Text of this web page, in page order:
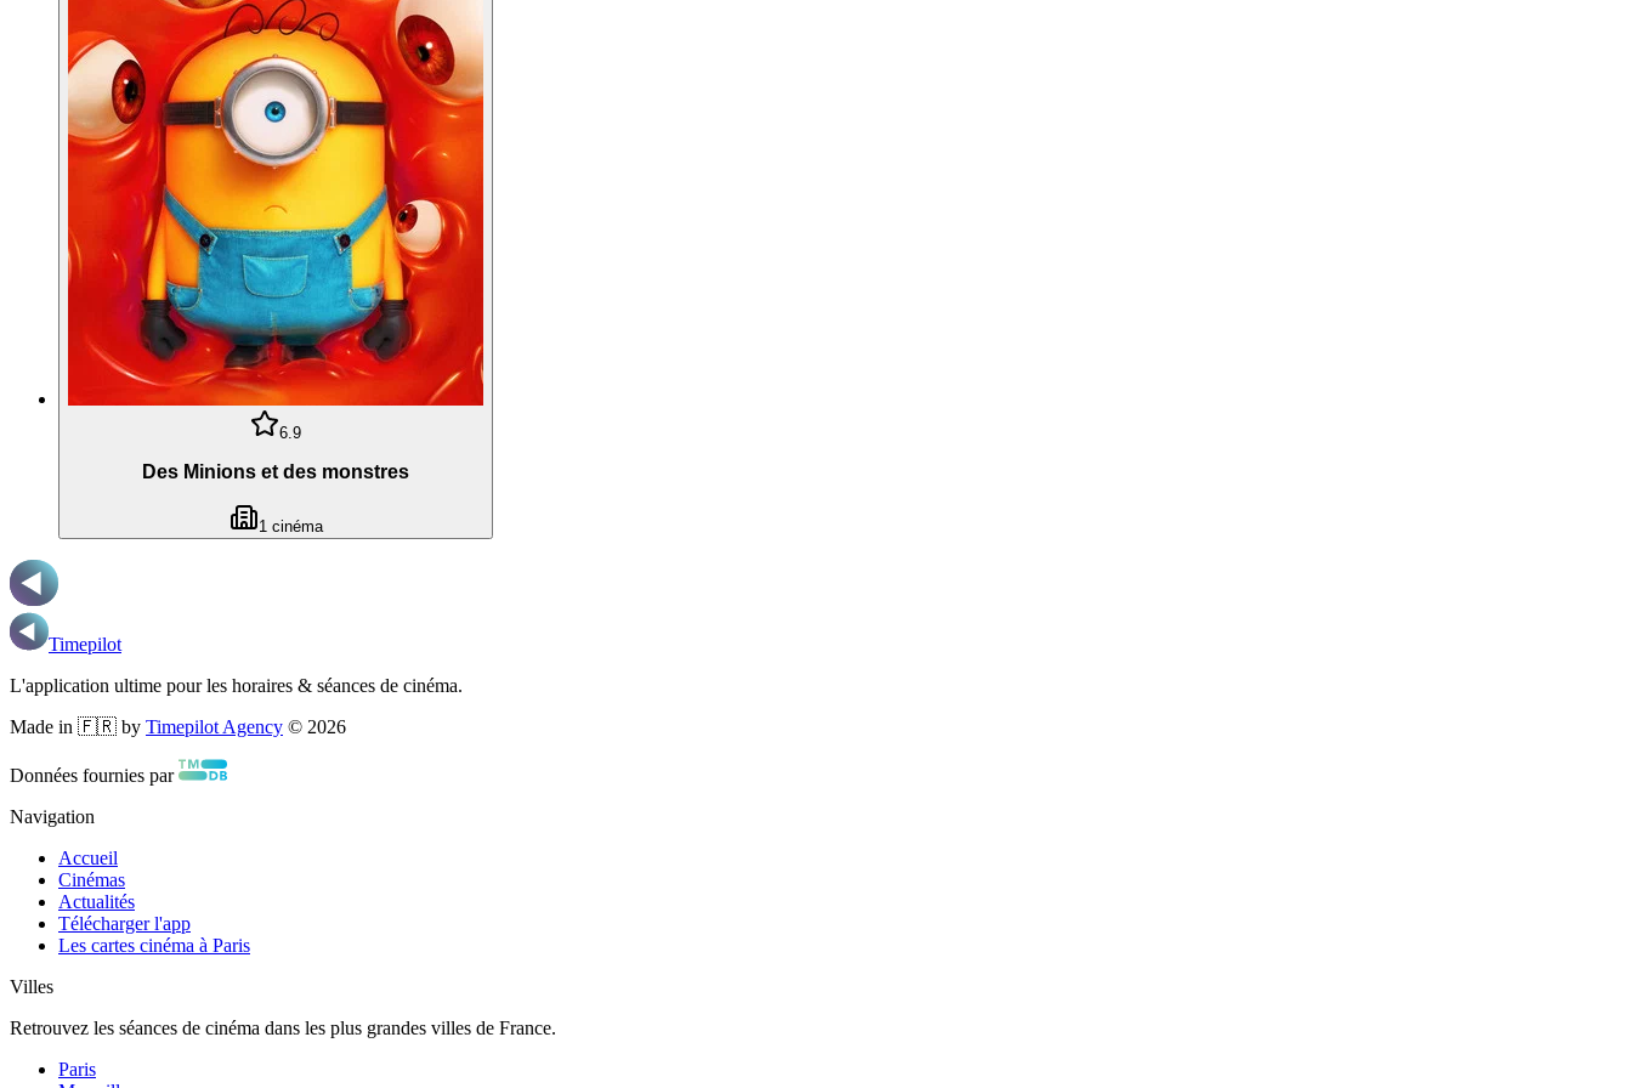
6.9
Des Minions et des monstres
1 cinéma
Timepilot
L'application ultime pour les horaires & séances de cinéma.
Made in 🇫🇷 by Timepilot Agency © 2026
Données fournies par
Navigation
Accueil
Cinémas
Actualités
Télécharger l'app
Les cartes cinéma à Paris
Villes
Retrouvez les séances de cinéma dans les plus grandes villes de France.
Paris